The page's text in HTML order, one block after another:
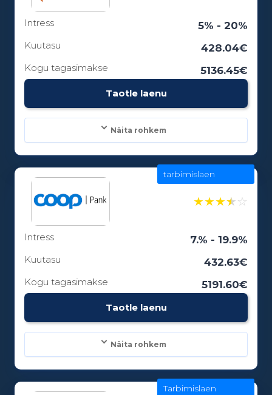
Laenuperiood:
Intress 5% - 20%
Kuutasu 428.04€
Kogu tagasimakse 5136.45€
Taotle laenu
Näita rohkem
Laenuperiood:
★★★★☆
Intress 7.% - 19.9%
Kuutasu 432.63€
Kogu tagasimakse 5191.60€
Taotle laenu
tarbimislaen
Näita rohkem
Tarbimislaen